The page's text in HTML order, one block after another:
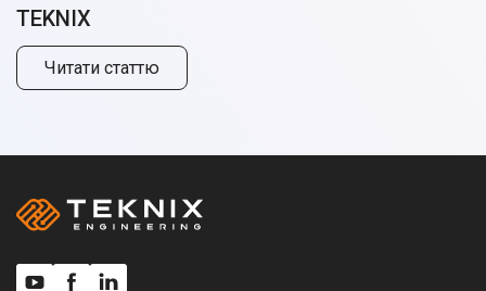
TEKNIX
Читати статтю